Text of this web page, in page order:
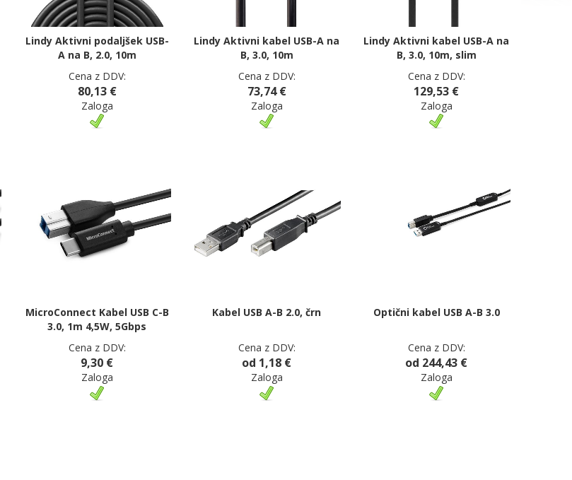
Lindy Aktivni podaljšek USB-
A na B, 2.0, 10m
Cena z DDV:
80,13 €
Zaloga
Lindy Aktivni kabel USB-A na
B, 3.0, 10m
Cena z DDV:
73,74 €
Zaloga
Lindy Aktivni kabel USB-A na
B, 3.0, 10m, slim
Cena z DDV:
129,53 €
Zaloga
MicroConnect Kabel USB C-B
3.0, 1m 4,5W, 5Gbps
Cena z DDV:
9,30 €
Zaloga
Kabel USB A-B 2.0, črn
Cena z DDV:
od 1,18 €
Zaloga
Optični kabel USB A-B 3.0
Cena z DDV:
od 244,43 €
Zaloga